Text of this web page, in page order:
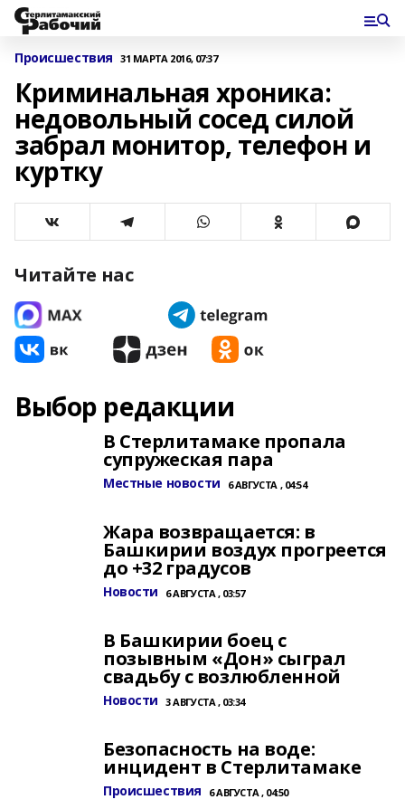
Происшествия 31 МАРТА 2016, 07:37
Криминальная хроника:
недовольный сосед силой
забрал монитор, телефон и
куртку
Читайте нас
Выбор редакции
В Стерлитамаке пропала
супружеская пара
Местные новости 6 АВГУСТА , 04:54
Жара возвращается: в
Башкирии воздух прогреется
до +32 градусов
Новости 6 АВГУСТА , 03:57
В Башкирии боец с
позывным «Дон» сыграл
свадьбу с возлюбленной
Новости 3 АВГУСТА , 03:34
Безопасность на воде:
инцидент в Стерлитамаке
Происшествия 6 АВГУСТА , 04:50